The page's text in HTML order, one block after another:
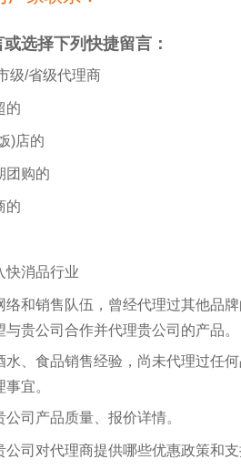
选择下列快捷留言：
级/省级代理商
的
)店的
团购的
的
快消品行业
络和销售队伍，曾经代理过其他品
与贵公司合作并代理贵公司的产品。
水、食品销售经验，尚未代理过任
宜。
公司产品质量、报价详情。
公司对代理商提供哪些优惠政策和支